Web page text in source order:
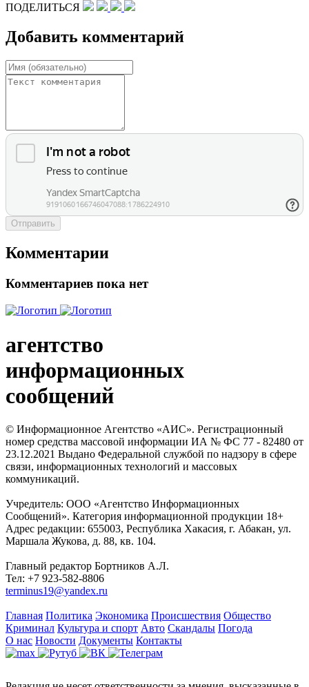
ПОДЕЛИТЬСЯ
Добавить комментарий
Отправить
Комментарии
Комментариев пока нет
агентство
информационных
сообщений
© Информационное Агентство «АИС». Регистрационный
номер средства массовой информации ИА № ФС 77 - 82480 от
23.12.2021 Выдано Федеральной службой по надзору в сфере
связи, информационных технологий и массовых
коммуникаций.
Учредитель: ООО «Агентство Информационных
Сообщений». Категория информационной продукции 18+
Адрес редакции: 655003, Республика Хакасия, г. Абакан, ул.
Маршала Жукова, д. 88, кв. 104.
Главный редактор Бортников А.Л.
Тел: +7 923-582-8806
terminus19@yandex.ru
Главная Политика Экономика Происшествия Общество
Криминал Культура и спорт Авто Скандалы Погода
О нас Новости Документы Контакты